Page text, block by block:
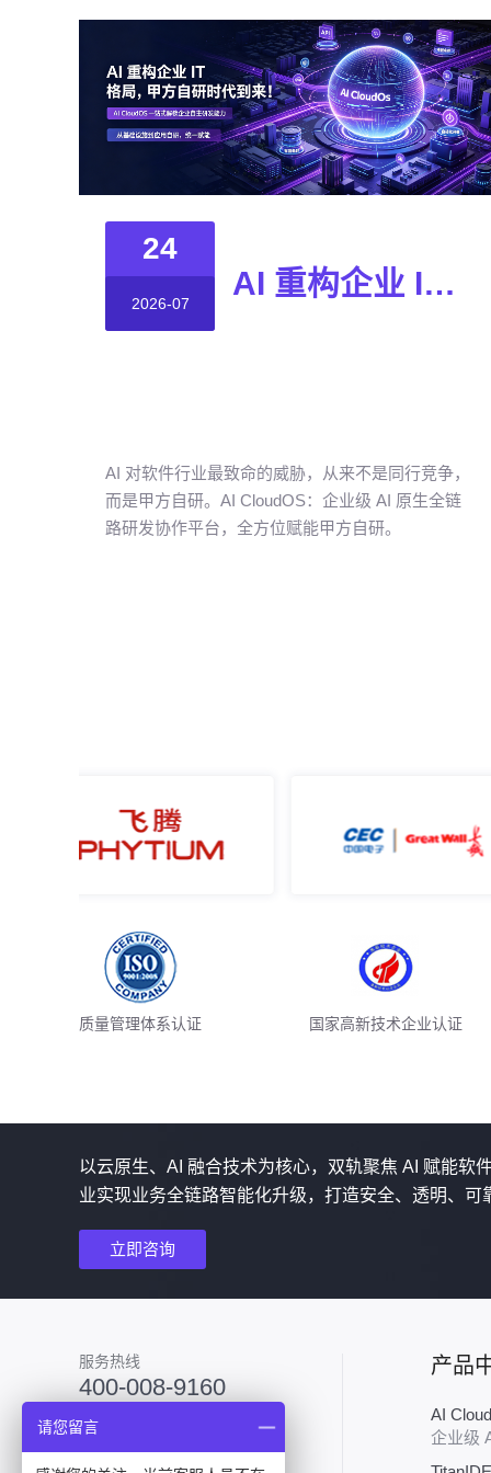
24
2026-07
AI 重构企业 IT 格局，甲方自研时代到来！
AI 对软件行业最致命的威胁，从来不是同行竞争，
而是甲方自研。AI CloudOS：企业级 AI 原生全链
路研发协作平台，全方位赋能甲方自研。
质量管理体系认证 国家高新技术企业认证
以云原生、AI 融合技术为核心，双轨聚焦 AI 赋能软
业实现业务全链路智能化升级，打造安全、透明、可
立即咨询
服务热线
400-008-9160
加入技术群
产品
AI
企业级
请您留言